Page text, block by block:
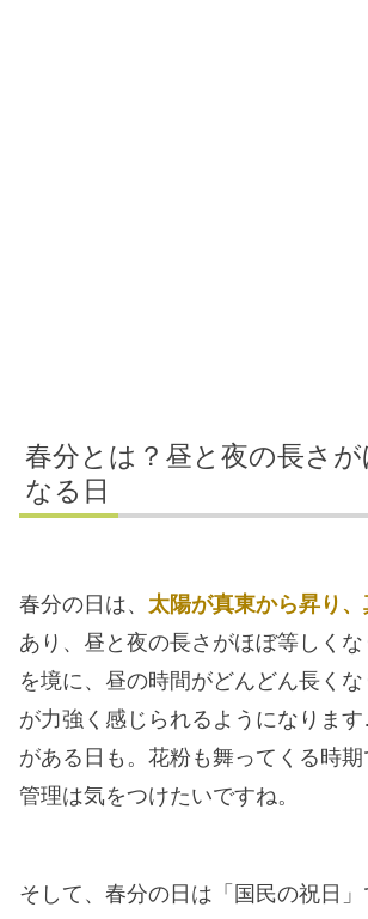
春分とは？昼と夜の長さが
なる日
春分の日は、 太陽が真東から昇り、
あり、昼と夜の長さがほぼ等しく
を境に、昼の時間がどんどん長く
が力強く感じられるようになりま
がある日も。花粉も舞ってくる時
管理は気をつけたいですね。
そして、春分の日は「国民の祝日